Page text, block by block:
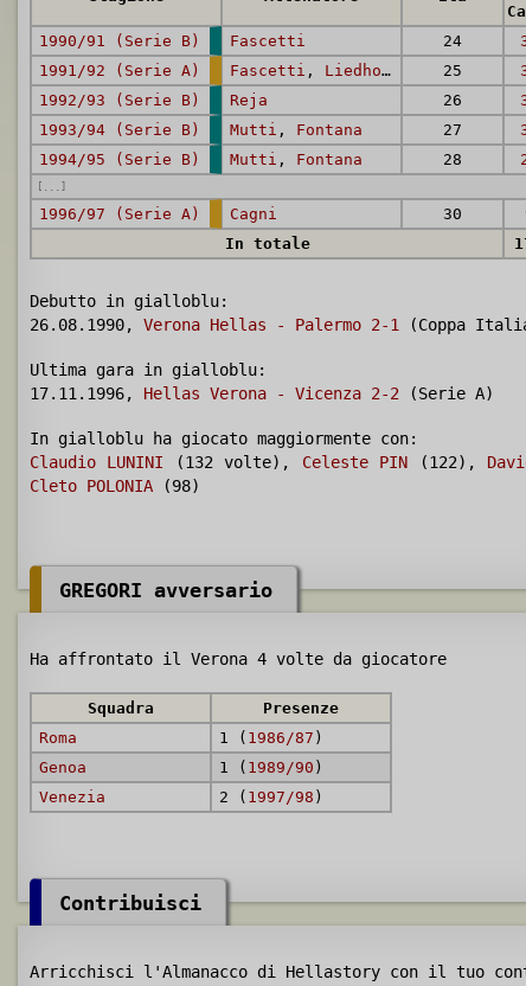
1990/91 (Serie B)
Fascetti 24
1991/92 (Serie A)
Fascetti , Liedholm Corso
25
1992/93 (Serie B)
Reja 26
1993/94 (Serie B)
Mutti , Fontana 27
1994/95 (Serie B)
Mutti , Fontana 28
[...]
1996/97 (Serie A) Cagni 30
In totale
Debutto in gialloblu:
26.08.1990, Verona Hellas - Palermo 2-1 (Coppa
Ultima gara in gialloblu:
17.11.1996, Hellas Verona - Vicenza 2-2 (Serie A)
In gialloblu ha giocato maggiormente con:
Claudio LUNINI (132 volte), Celeste PIN (122),
Cleto POLONIA (98)
GREGORI avversario
Ha affrontato il Verona 4 volte da giocatore
Squadra
Presenze
Roma
1 ( 1986/87 )
Genoa
1 ( 1989/90 )
Venezia
2 ( 1997/98 )
Contribuisci
Arricchisci l'Almanacco di Hellastory con il tuo